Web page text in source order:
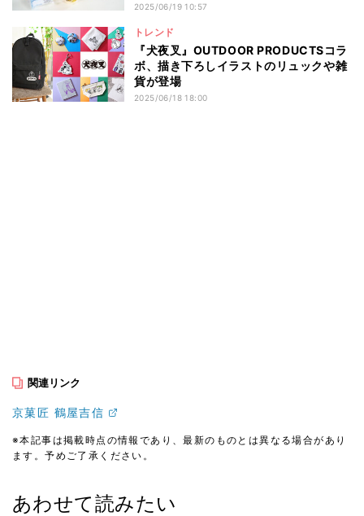
2025/06/19 10:57
トレンド
『犬夜叉』OUTDOOR PRODUCTSコラ
ボ、描き下ろしイラストのリュックや雑
貨が登場
2025/06/18 18:00
関連リンク
京菓匠 鶴屋吉信
※本記事は掲載時点の情報であり、最新のものとは異なる場合があり
ます。予めご了承ください。
あわせて読みたい